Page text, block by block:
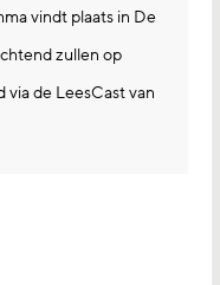
vindt plaats in De
zullen op
de LeesCast van